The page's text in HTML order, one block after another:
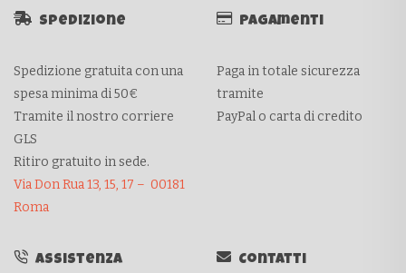
Spedizione
Spedizione gratuita con una
spesa minima di 50€
Tramite il nostro corriere
GLS
Ritiro gratuito in sede.
Via Don Rua 13, 15, 17 – 00181
Roma
Pagamenti
Paga in totale sicurezza
tramite
PayPal o carta di credito
Assistenza Contatti